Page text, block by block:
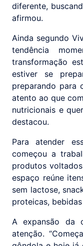
diferente,
afirmou.
Ainda segundo
tendência
transformação
estiver se
preparando para
atento ao que
nutricionais e
destacou.
Para atender
começou a
produtos
espaço reúne
sem lactose,
proteicas,
A expansão da
atenção.